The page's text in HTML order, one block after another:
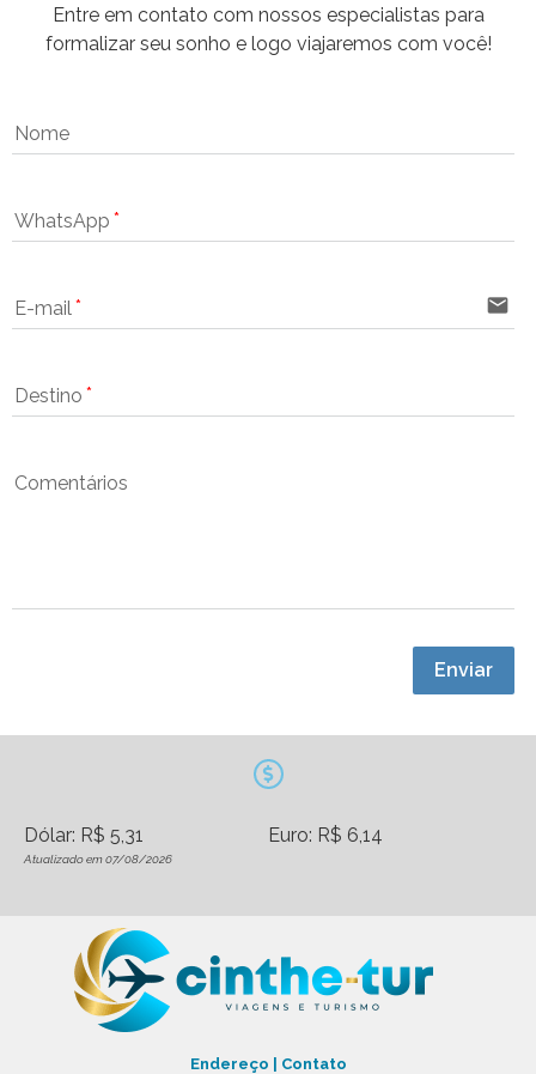
Entre em contato com nossos especialistas para
formalizar seu sonho e logo viajaremos com você!
Nome
WhatsApp
E-mail email
Destino
Comentários
Enviar
Dólar: R$ 5,31 Euro: R$ 6,14
Atualizado em 07/08/2026
Endereço | Contato